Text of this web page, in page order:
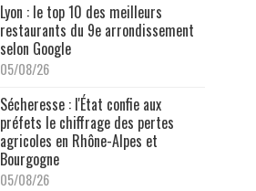
Lyon : le top 10 des meilleurs
restaurants du 9e arrondissement
selon Google
05/08/26
Sécheresse : l'État confie aux
préfets le chiffrage des pertes
agricoles en Rhône-Alpes et
Bourgogne
05/08/26